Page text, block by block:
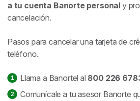
a tu cuenta Banorte personal y
cancelación.
Pasos para cancelar una tarjeta de
teléfono.
Llama a Banortel al 800 226
Comunícale a tu asesor Banorte